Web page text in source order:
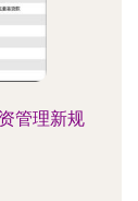
管理新规